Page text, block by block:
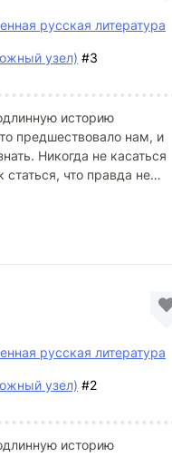
русская литература
узел) #3
историю
предшествовало нам, и
Никогда не касаться
что правда не
русская литература
узел) #2
историю